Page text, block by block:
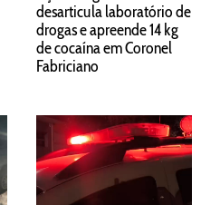
desarticula laboratório de
drogas e apreende 14 kg
de cocaína em Coronel
Fabriciano